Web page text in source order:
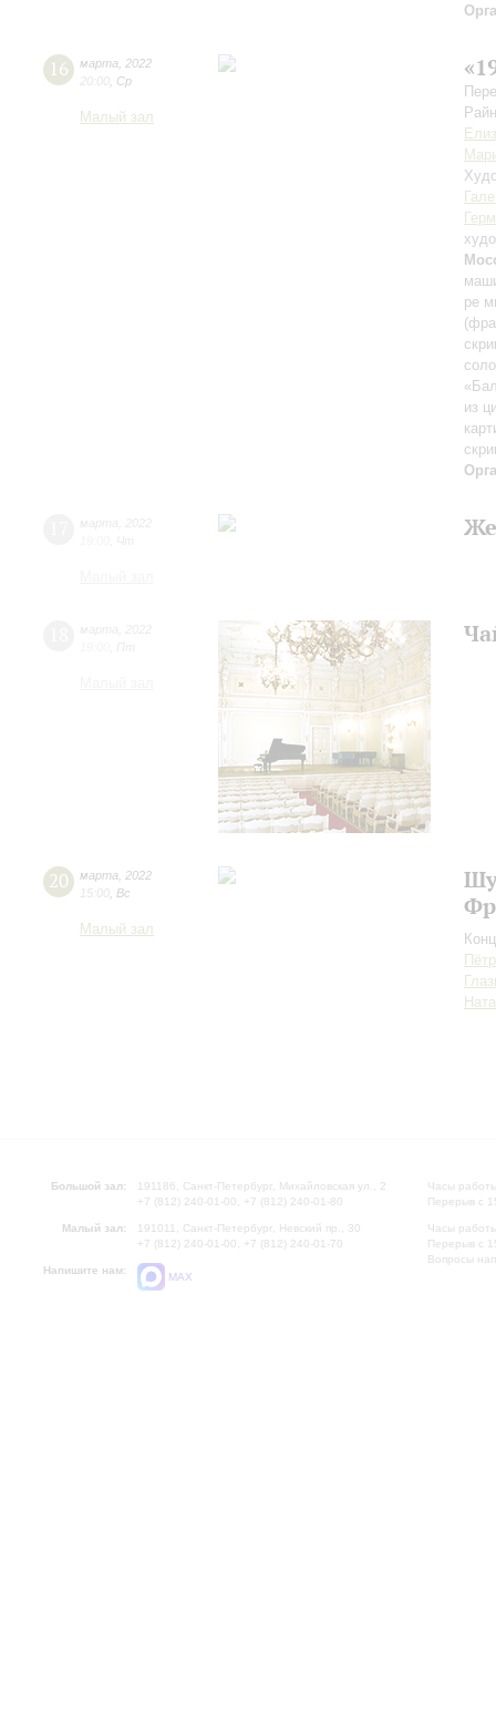
16 марта
2022
20:00 Ср
Малый зал
ре
из
20 марта
2022
15:00 Вс
Малый зал
Большой зал:
191186, Санкт-Петербург, Михайловская ул., 2
+7 (812) 240-01-00, +7 (812) 240-01-80
Малый зал:
191011, Санкт-Петербург, Невский пр., 30
+7 (812) 240-01-00, +7 (812) 240-01-70
Напишите нам:
MAX
Часы
Перерыв с
Часы
Перерыв с
Вопросы